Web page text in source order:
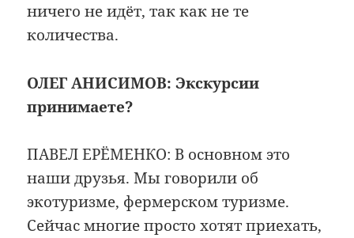
ничего не идёт, так как не те
количества.
ОЛЕГ АНИСИМОВ: Экскурсии
принимаете?
ПАВЕЛ ЕРЁМЕНКО: В основном это
наши друзья. Мы говорили об
экотуризме, фермерском туризме.
Сейчас многие просто хотят приехать,